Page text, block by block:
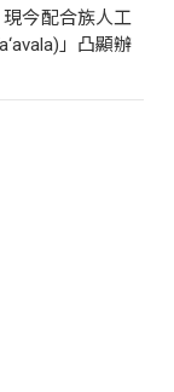
今配合族人工
」凸顯辦